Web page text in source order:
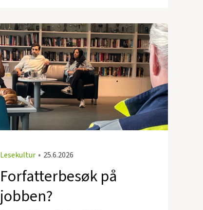
Lesekultur • 25.6.2026
Forfatterbesøk på
jobben?